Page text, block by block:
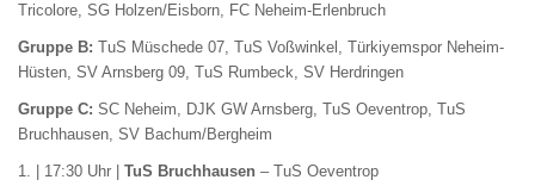
Tricolore, SG Holzen/Eisborn, FC Neheim-Erlenbruch
Gruppe B: TuS Müschede 07, TuS Voßwinkel, Türkiyemspor Neheim-
Hüsten, SV Arnsberg 09, TuS Rumbeck, SV Herdringen
Gruppe C: SC Neheim, DJK GW Arnsberg, TuS Oeventrop, TuS
Bruchhausen, SV Bachum/Bergheim
1. | 17:30 Uhr | TuS Bruchhausen – TuS Oeventrop